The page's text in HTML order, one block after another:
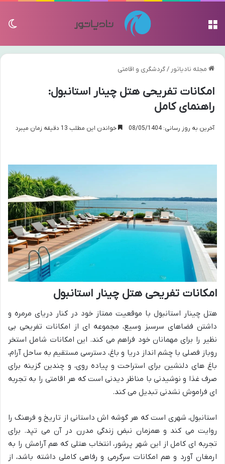
مجله نادیاتور /گردشگری و اقامتی
امکانات تفریحی هتل چینار استانبول:
راهنمای کامل
آخرین به روز رسانی: 08/05/1404 خواندن این مطلب 13 دقیقه زمان میبرد
امکانات تفریحی هتل چینار استانبول
هتل چینار استانبول با موقعیت ممتاز خود در کنار دریای مرمره و
داشتن فضاهای سرسبز وسیع، مجموعه ای از امکانات تفریحی بی
نظیر را برای مهمانان خود فراهم می کند. این امکانات شامل استخر
روباز فصلی با چشم انداز دریا و باغ، دسترسی مستقیم به ساحل آرام،
باغ های دلنشین برای استراحت و پیاده روی، و چندین گزینه برای
صرف غذا و نوشیدنی با مناظر دیدنی است که هر اقامتی را به تجربه
ای فراموش نشدنی تبدیل می کند.
استانبول، شهری است که هر گوشه اش داستانی از تاریخ و فرهنگ را
روایت می کند و همزمان نبض زندگی مدرن در آن می تپد. برای
تجربه ای کامل از این شهر پرشور، انتخاب هتلی که هم آرامش را به
ارمغان آورد و هم امکانات سرگرمی و رفاهی کاملی داشته باشد، از